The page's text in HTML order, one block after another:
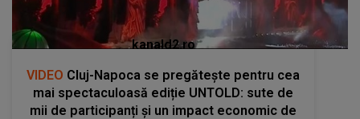
kanald2.ro
VIDEO Cluj-Napoca se pregătește pentru cea
mai spectaculoasă ediție UNTOLD: sute de
mii de participanți și un impact economic de